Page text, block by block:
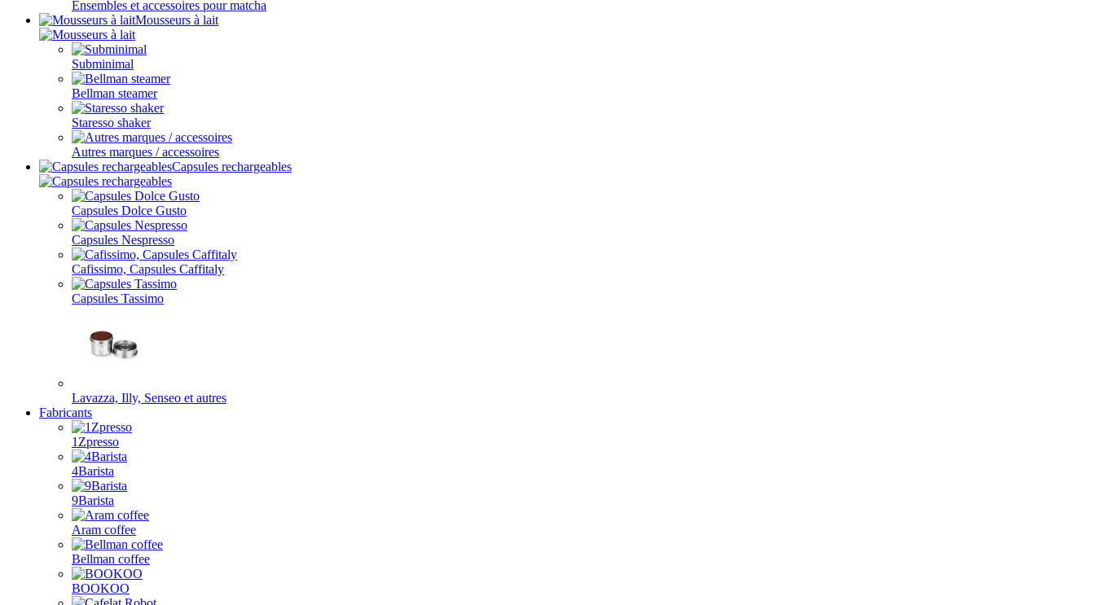
Ensembles et accessoires pour matcha
Mousseurs à lait
Subminimal
Bellman steamer
Staresso shaker
Autres marques / accessoires
Capsules rechargeables
Capsules Dolce Gusto
Capsules Nespresso
Cafissimo, Capsules Caffitaly
Capsules Tassimo
Lavazza, Illy, Senseo et autres
Fabricants
1Zpresso
4Barista
9Barista
Aram coffee
Bellman coffee
BOOKOO